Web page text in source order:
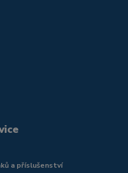
a příslušenství